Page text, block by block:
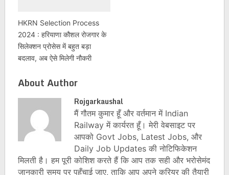
HKRN Selection Process
2024 : हरियाणा कौशल रोजगार के
सिलेक्शन प्रोसेस में बहुत बड़ा
बदलाव, अब ऐसे मिलेगी नौकरी
About Author
Rojgarkaushal
मैं गौतम कुमार हूँ और वर्तमान में Indian
Railway में कार्यरत हूँ। मेरी वेबसाइट पर
आपको Govt Jobs, Latest Jobs, और
Daily Job Updates की नोटिफिकेशन
मिलती है। हम पूरी कोशिश करते हैं कि आप तक सही और भरोसेमंद
जानकारी समय पर पहुँचाई जाए, ताकि आप अपने करियर की तैयारी